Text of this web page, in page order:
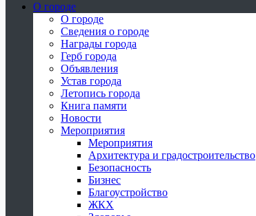
О городе
О городе
Сведения о городе
Награды города
Герб города
Объявления
Устав города
Летопись города
Книга памяти
Новости
Мероприятия
Мероприятия
Архитектура и градостроительство
Безопасность
Бизнес
Благоустройство
ЖКХ